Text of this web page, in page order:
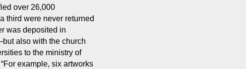
over 26,000
third were never returned
was deposited in
also with the church
to the ministry of
example, six artworks